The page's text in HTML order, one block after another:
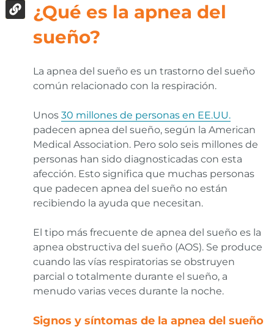
¿Qué es la apnea del
sueño?
La apnea del sueño es un trastorno del sueño
común relacionado con la respiración.
Unos 30 millones de personas en EE.UU.
padecen apnea del sueño, según la American
Medical Association. Pero solo seis millones de
personas han sido diagnosticadas con esta
afección. Esto significa que muchas personas
que padecen apnea del sueño no están
recibiendo la ayuda que necesitan.
El tipo más frecuente de apnea del sueño es la
apnea obstructiva del sueño (AOS). Se produce
cuando las vías respiratorias se obstruyen
parcial o totalmente durante el sueño, a
menudo varias veces durante la noche.
Signos y síntomas de la apnea del sueño